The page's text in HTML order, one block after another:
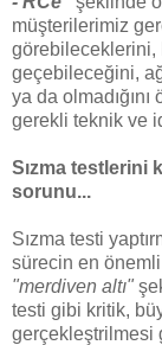
müşterilerimiz
geçebileceğini,
ya da
gerekli teknik ve
Sızma testlerini
sorunu...
Sızma testi
sürecin en önemli
"merdiven altı"
testi gibi kritik,
gerçekleştrilmesi